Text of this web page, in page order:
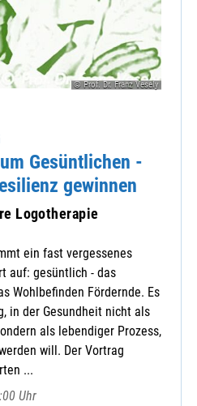
© Prof. Dr. Franz Vesely
Gesüntlichen -
gewinnen
Logotherapie
ein fast vergessenes
auf: gesüntlich - das
Wohlbefinden Fördernde. Es
in der Gesundheit nicht als
als lebendiger Prozess,
will. Der Vortrag
...
Uhr